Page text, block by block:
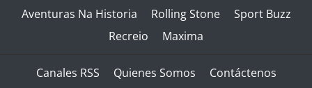
Aventuras Na Historia
Rolling Stone
Sport Buzz
Recreio
Maxima
Canales RSS Quienes Somos
Contáctenos